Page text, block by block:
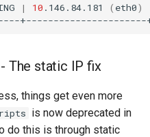
| 10 .146.84.181 ( eth0)
The static IP fix
things get even more
is now deprecated in
do this is through static